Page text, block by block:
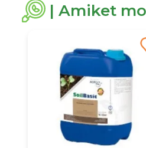
| Amiket